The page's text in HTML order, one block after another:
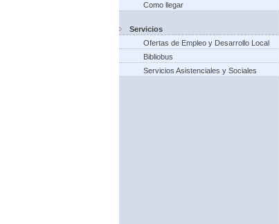
Como llegar
Servicios
Ofertas de Empleo y Desarrollo Local
Bibliobus
Servicios Asistenciales y Sociales